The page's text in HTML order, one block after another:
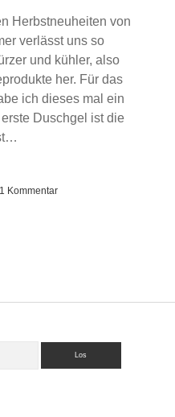
Herbstneuheiten von
verlässt uns so
und kühler, also
her. Für das
ich dieses mal ein
Duschgel ist die
1 Kommentar